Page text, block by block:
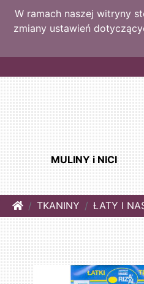
W ramach naszej witryny
zmiany ustawień
MULINY i NICI
HomeTKANINY ŁATY I